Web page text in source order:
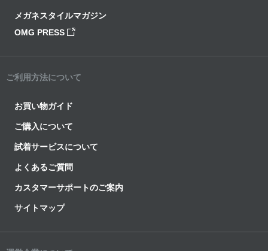
メガネスタイルマガジン
OMG PRESS
ご利用方法について
お買い物ガイド
ご購入について
試着サービスについて
よくあるご質問
カスタマーサポートのご案内
サイトマップ